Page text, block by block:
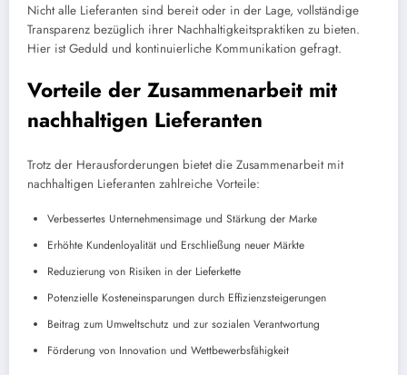
Nicht alle Lieferanten sind bereit oder in der Lage, vollständige
Transparenz bezüglich ihrer Nachhaltigkeitspraktiken zu bieten.
Hier ist Geduld und kontinuierliche Kommunikation gefragt.
Vorteile der Zusammenarbeit mit
nachhaltigen Lieferanten
Trotz der Herausforderungen bietet die Zusammenarbeit mit
nachhaltigen Lieferanten zahlreiche Vorteile:
Verbessertes Unternehmensimage und Stärkung der Marke
Erhöhte Kundenloyalität und Erschließung neuer Märkte
Reduzierung von Risiken in der Lieferkette
Potenzielle Kosteneinsparungen durch Effizienzsteigerungen
Beitrag zum Umweltschutz und zur sozialen Verantwortung
Förderung von Innovation und Wettbewerbsfähigkeit